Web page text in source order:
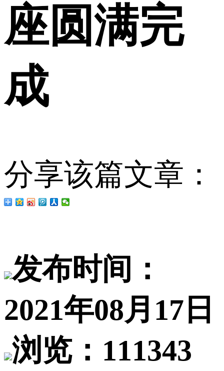
座圆满完
成
分享该篇文章：
发布时间：
2021年08月17日
浏览：111343